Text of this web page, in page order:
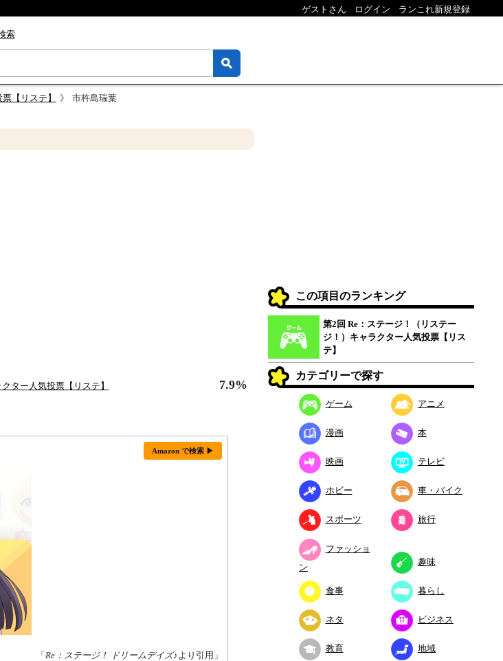
ゲストさん ログイン ランこれ新規登録
索
【リステ】 市杵島瑞葉
ター人気投票【リステ】 7.9%
Amazon で検索 ▶
「 Re：ステージ！ ドリームデイズ♪より引用」
この項目のランキング
第2回 Re：ステージ！（リステー
ジ！）キャラクター人気投票【リス
テ】
カテゴリーで探す
ゲーム アニメ
漫画 本
映画 テレビ
ホビー 車・バイク
スポーツ 旅行
ファッショ
ン
趣味
食事 暮らし
ネタ ビジネス
教育 地域